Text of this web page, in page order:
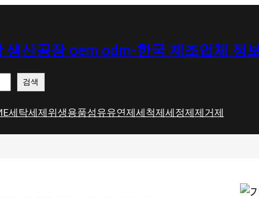
생산공장 oem odm-한국 제조업체 정
검색
세탁세제 위생용품섬유유연제 세척제 세정제 제거제